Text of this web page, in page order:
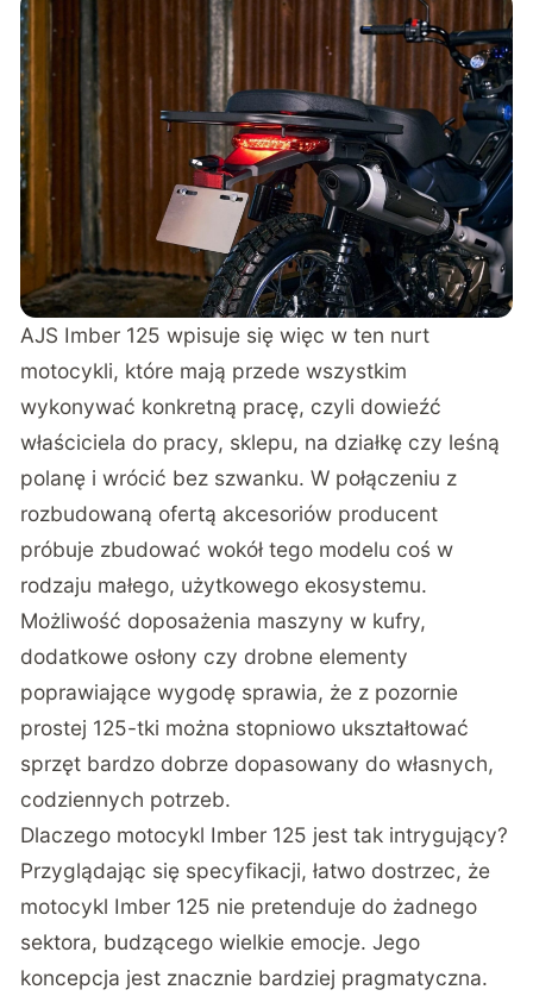
AJS Imber 125 wpisuje się więc w ten nurt
motocykli, które mają przede wszystkim
wykonywać konkretną pracę, czyli dowieźć
właściciela do pracy, sklepu, na działkę czy leśną
polanę i wrócić bez szwanku. W połączeniu z
rozbudowaną ofertą akcesoriów producent
próbuje zbudować wokół tego modelu coś w
rodzaju małego, użytkowego ekosystemu.
Możliwość doposażenia maszyny w kufry,
dodatkowe osłony czy drobne elementy
poprawiające wygodę sprawia, że z pozornie
prostej 125-tki można stopniowo ukształtować
sprzęt bardzo dobrze dopasowany do własnych,
codziennych potrzeb.
Dlaczego motocykl Imber 125 jest tak intrygujący?
Przyglądając się specyfikacji, łatwo dostrzec, że
motocykl Imber 125 nie pretenduje do żadnego
sektora, budzącego wielkie emocje. Jego
koncepcja jest znacznie bardziej pragmatyczna.